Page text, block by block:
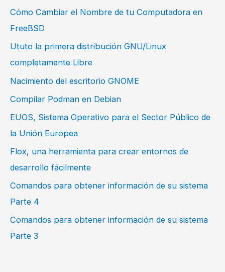
Cómo Cambiar el Nombre de tu Computadora en
FreeBSD
Ututo la primera distribución GNU/Linux
completamente Libre
Nacimiento del escritorio GNOME
Compilar Podman en Debian
EUOS, Sistema Operativo para el Sector Público de
la Unión Europea
Flox, una herramienta para crear entornos de
desarrollo fácilmente
Comandos para obtener información de su sistema
Parte 4
Comandos para obtener información de su sistema
Parte 3